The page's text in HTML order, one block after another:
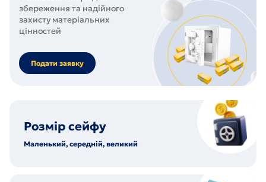
збереження та надійного
захисту матеріальних
цінностей
Подати заявку
Розмір сейфу
Маленький, середній, великий